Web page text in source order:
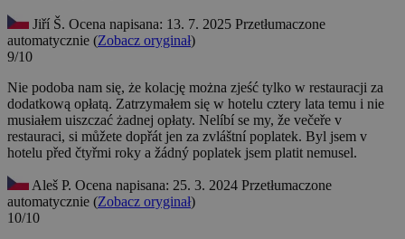
Jiří Š. Ocena napisana: 13. 7. 2025 Przetłumaczone
automatycznie (Zobacz oryginał)
9/10
Nie podoba nam się, że kolację można zjeść tylko w restauracji za
dodatkową opłatą. Zatrzymałem się w hotelu cztery lata temu i nie
musiałem uiszczać żadnej opłaty. Nelíbí se my, že večeře v
restauraci, si můžete dopřát jen za zvláštní poplatek. Byl jsem v
hotelu před čtyřmi roky a žádný poplatek jsem platit nemusel.
Aleš P. Ocena napisana: 25. 3. 2024 Przetłumaczone
automatycznie (Zobacz oryginał)
10/10